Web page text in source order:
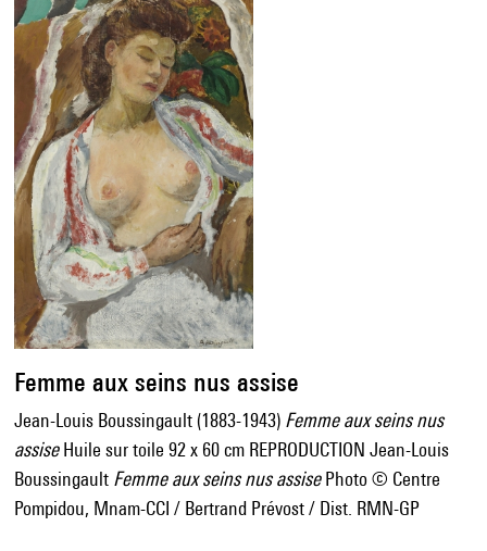
Femme aux seins nus assise
Jean-Louis Boussingault (1883-1943) Femme aux seins nus
assiseHuile sur toile 92 x 60 cm REPRODUCTION Jean-Louis
Boussingault Femme aux seins nus assisePhoto © Centre
Pompidou, Mnam-CCI / Bertrand Prévost / Dist. RMN-GP